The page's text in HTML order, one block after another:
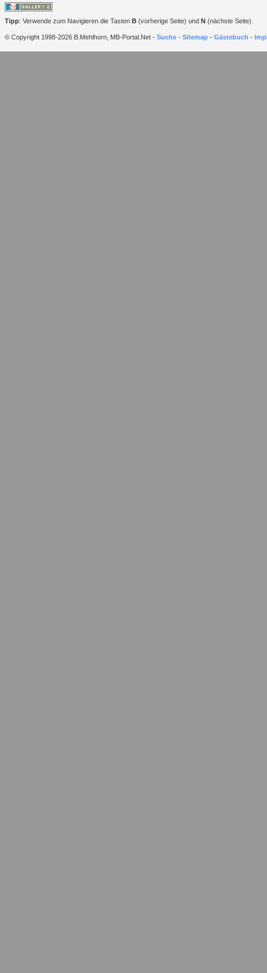
Tipp: Verwende zum Navigieren die Tasten B (vorherige Seite) und N (nächste Seite).
© Copyright 1998-2026 B.Mehlhorn, MB-Portal.Net - Suche - Sitemap - Gästebuch -